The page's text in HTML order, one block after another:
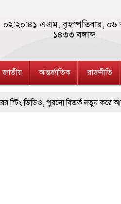
০২:২০:৪১ এএম, বৃহস্পতিবার, ০৬
১৪৩৩ বঙ্গাব্দ
জাতীয় আন্তর্জাতিক রাজনীতি
পুরনো বিতর্ক নতুন করে আলোচনায়